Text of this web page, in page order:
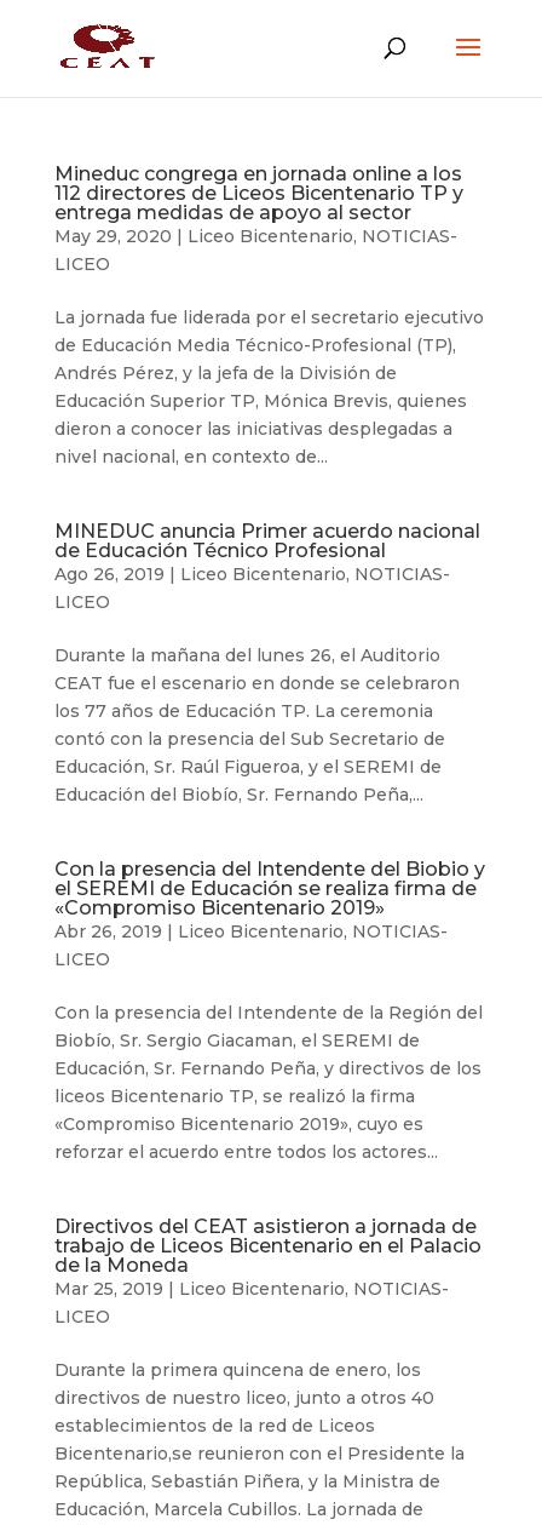
Mineduc congrega en jornada online a los
112 directores de Liceos Bicentenario TP y
entrega medidas de apoyo al sector
May 29, 2020 | Liceo Bicentenario, NOTICIAS-
LICEO
La jornada fue liderada por el secretario ejecutivo
de Educación Media Técnico-Profesional (TP),
Andrés Pérez, y la jefa de la División de
Educación Superior TP, Mónica Brevis, quienes
dieron a conocer las iniciativas desplegadas a
nivel nacional, en contexto de...
MINEDUC anuncia Primer acuerdo nacional
de Educación Técnico Profesional
Ago 26, 2019 | Liceo Bicentenario, NOTICIAS-
LICEO
Durante la mañana del lunes 26, el Auditorio
CEAT fue el escenario en donde se celebraron
los 77 años de Educación TP. La ceremonia
contó con la presencia del Sub Secretario de
Educación, Sr. Raúl Figueroa, y el SEREMI de
Educación del Biobío, Sr. Fernando Peña,...
Con la presencia del Intendente del Biobio y
el SEREMI de Educación se realiza firma de
«Compromiso Bicentenario 2019»
Abr 26, 2019 | Liceo Bicentenario, NOTICIAS-
LICEO
Con la presencia del Intendente de la Región del
Biobío, Sr. Sergio Giacaman, el SEREMI de
Educación, Sr. Fernando Peña, y directivos de los
liceos Bicentenario TP, se realizó la firma
«Compromiso Bicentenario 2019», cuyo es
reforzar el acuerdo entre todos los actores...
Directivos del CEAT asistieron a jornada de
trabajo de Liceos Bicentenario en el Palacio
de la Moneda
Mar 25, 2019 | Liceo Bicentenario, NOTICIAS-
LICEO
Durante la primera quincena de enero, los
directivos de nuestro liceo, junto a otros 40
establecimientos de la red de Liceos
Bicentenario,se reunieron con el Presidente la
República, Sebastián Piñera, y la Ministra de
Educación, Marcela Cubillos. La jornada de